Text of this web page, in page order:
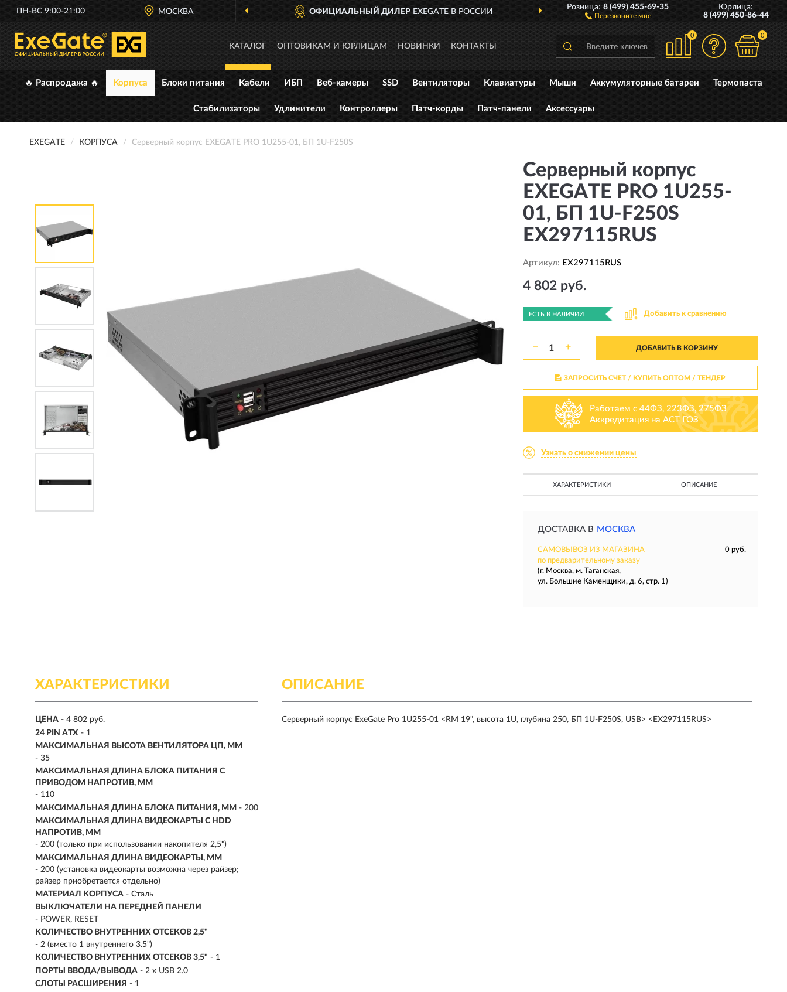
ПН-ВС 9:00-21:00 МОСКВА ОФИЦИАЛЬНЫЙ ДИЛЕРEXEGATE В РОССИИ ДОСТАВИМ ПО ВСЕЙ РОССИИ
Розница:8 (499) 455-69-35
Перезвоните мне
Юрлица:
8 (499) 450-86-44
КАТАЛОГ ОПТОВИКАМ И ЮРЛИЦАМ НОВИНКИ КОНТАКТЫ
0 0
🔥 Распродажа 🔥 Корпуса Блоки питания Кабели ИБП Веб-камеры SSD Вентиляторы Клавиатуры Мыши Аккумуляторные батареи Термопаста
Стабилизаторы Удлинители Контроллеры Патч-корды Патч-панели Аксессуары
EXEGATE КОРПУСА Серверный корпус EXEGATE PRO 1U255-01, БП 1U-F250S
Серверный корпус
EXEGATE PRO 1U255-
01, БП 1U-F250S
EX297115RUS
Артикул: EX297115RUS
4 802 руб.
ЕСТЬ В НАЛИЧИИ Добавить к сравнению
− + ДОБАВИТЬ В КОРЗИНУ
ЗАПРОСИТЬ СЧЕТ / КУПИТЬ ОПТОМ/ ТЕНДЕР
Работаем с 44ФЗ, 223ФЗ, 275ФЗ
Аккредитация на АСТ ГОЗ
Узнать о снижении цены
ХАРАКТЕРИСТИКИ ОПИСАНИЕ
ДОСТАВКА В МОСКВА
САМОВЫВОЗ ИЗ МАГАЗИНА
0 руб.
по предварительному заказу
(г. Москва, м. Таганская,
ул. Большие Каменщики, д. 6, стр. 1)
ХАРАКТЕРИСТИКИ
ЦЕНА - 4 802 руб.
24 PIN ATX - 1
МАКСИМАЛЬНАЯ ВЫСОТА ВЕНТИЛЯТОРА ЦП, ММ
- 35
МАКСИМАЛЬНАЯ ДЛИНА БЛОКА ПИТАНИЯ С
ПРИВОДОМ НАПРОТИВ, ММ
- 110
МАКСИМАЛЬНАЯ ДЛИНА БЛОКА ПИТАНИЯ, ММ - 200
МАКСИМАЛЬНАЯ ДЛИНА ВИДЕОКАРТЫ С HDD
НАПРОТИВ, ММ
- 200 (только при использовании накопителя 2,5")
МАКСИМАЛЬНАЯ ДЛИНА ВИДЕОКАРТЫ, ММ
- 200 (установка видеокарты возможна через райзер;
райзер приобретается отдельно)
МАТЕРИАЛ КОРПУСА - Сталь
ВЫКЛЮЧАТЕЛИ НА ПЕРЕДНЕЙ ПАНЕЛИ
- POWER, RESET
КОЛИЧЕСТВО ВНУТРЕННИХ ОТСЕКОВ 2,5"
- 2 (вместо 1 внутреннего 3.5")
КОЛИЧЕСТВО ВНУТРЕННИХ ОТСЕКОВ 3,5" - 1
ПОРТЫ ВВОДА/ВЫВОДА - 2 x USB 2.0
СЛОТЫ РАСШИРЕНИЯ - 1
ОПИСАНИЕ
Серверный корпус ExeGate Pro 1U255-01 <RM 19", высота 1U, глубина 250, БП 1U-F250S, USB> <EX297115RUS>